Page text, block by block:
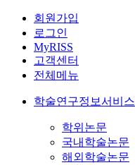
회원가입
로그인
MyRISS
고객센터
전체메뉴
학술연구정보서비
학위논문
국내학술논문
해외학술논문